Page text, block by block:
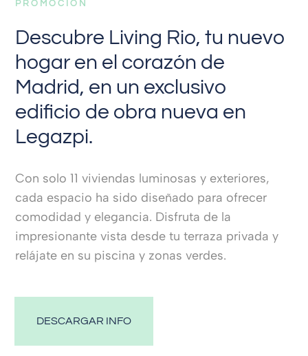
PROMOCIÓN
Descubre Living Rio, tu nuevo
hogar en el corazón de
Madrid, en un exclusivo
edificio de obra nueva en
Legazpi.
Con solo 11 viviendas luminosas y exteriores,
cada espacio ha sido diseñado para ofrecer
comodidad y elegancia. Disfruta de la
impresionante vista desde tu terraza privada y
relájate en su piscina y zonas verdes.
DESCARGAR INFO